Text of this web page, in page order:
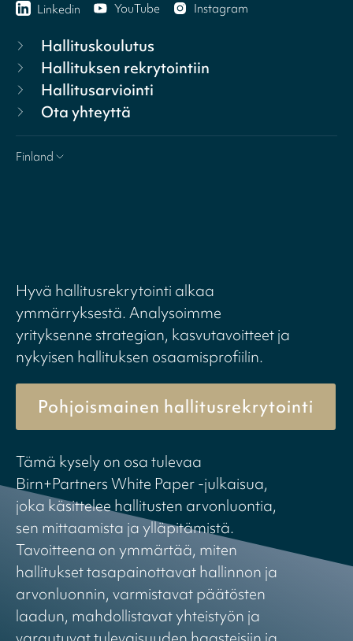
Linkedin YouTube Instagram
Hallituskoulutus
Hallituksen rekrytointiin
Hallitusarviointi
Ota yhteyttä
Finland
Hyvä hallitusrekrytointi alkaa
ymmärryksestä. Analysoimme
yrityksenne strategian, kasvutavoitteet ja
nykyisen hallituksen osaamisprofiilin.
Pohjoismainen hallitusrekrytointi
Tämä kysely on osa tulevaa
Birn+Partners White Paper -julkaisua,
joka käsittelee hallitusten arvonluontia,
sen mittaamista ja ylläpitämistä.
Tavoitteena on ymmärtää, miten
hallitukset tasapainottavat hallinnon ja
arvonluonnin, varmistavat päätösten
laadun, mahdollistavat yhteistyön ja